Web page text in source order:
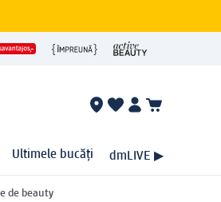
Ultimele bucăți dmLIVE ▶
de beauty